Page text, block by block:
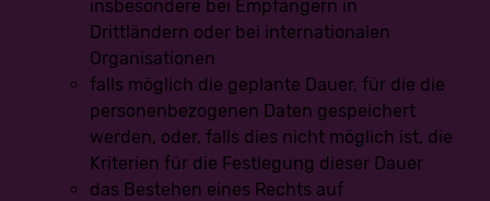
insbesondere bei Empfängern in
Drittländern oder bei internationalen
Organisationen
falls möglich die geplante Dauer, für die die
personenbezogenen Daten gespeichert
werden, oder, falls dies nicht möglich ist, die
Kriterien für die Festlegung dieser Dauer
das Bestehen eines Rechts auf
geschlossen werden könnte.
Vor einer Bereitstellung personenbezogener Daten durch den
Betroffenen muss sich der Betroffene an einen unserer
Mitarbeiter wenden. Unser Mitarbeiter klärt den Betroffenen
einzelfallbezogen darüber auf, ob die Bereitstellung der
personenbezogenen Daten gesetzlich oder vertraglich
vorgeschrieben oder für den Vertragsabschluss erforderlich
ist, ob eine Verpflichtung besteht, die personenbezogenen
Daten bereitzustellen, und welche Folgen die
Nichtbereitstellung der personenbezogenen Daten hätte.